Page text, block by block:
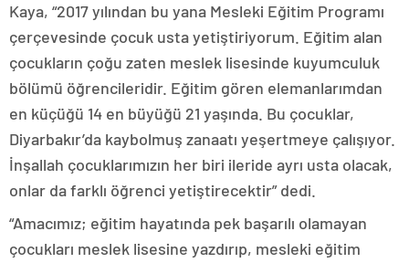
Kaya, “2017 yılından bu yana Mesleki Eğitim Programı
çerçevesinde çocuk usta yetiştiriyorum. Eğitim alan
çocukların çoğu zaten meslek lisesinde kuyumculuk
bölümü öğrencileridir. Eğitim gören elemanlarımdan
en küçüğü 14 en büyüğü 21 yaşında. Bu çocuklar,
Diyarbakır’da kaybolmuş zanaatı yeşertmeye çalışıyor.
İnşallah çocuklarımızın her biri ileride ayrı usta olacak,
onlar da farklı öğrenci yetiştirecektir” dedi.
“Amacımız; eğitim hayatında pek başarılı olamayan
çocukları meslek lisesine yazdırıp, mesleki eğitim